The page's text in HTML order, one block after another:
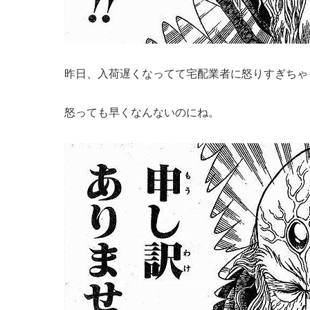
昨日、入荷遅くなってて宅配業者に怒りすぎち
怒っても早くなんないのにね。